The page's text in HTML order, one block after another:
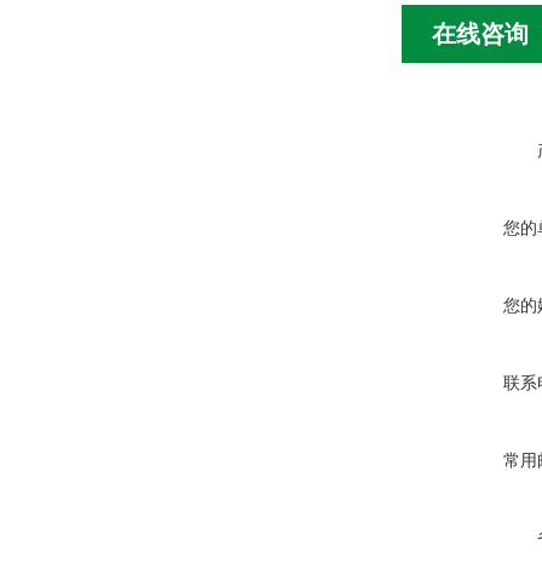
在线咨询
您的
您的
联系
常用